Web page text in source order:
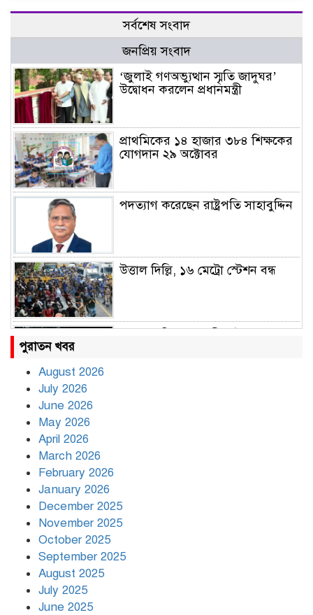
সর্বশেষ সংবাদ
জনপ্রিয় সংবাদ
‘জুলাই গণঅভ্যুত্থান স্মৃতি জাদুঘর’
উদ্বোধন করলেন প্রধানমন্ত্রী
প্রাথমিকের ১৪ হাজার ৩৮৪ শিক্ষকের
যোগদান ২৯ অক্টোবর
পদত্যাগ করেছেন রাষ্ট্রপতি সাহাবুদ্দিন
উত্তাল দিল্লি, ১৬ মেট্রো স্টেশন বন্ধ
বৃষ্টি থামার নাম নেই, পথে পথে
পুরাতন খবর
August 2026
July 2026
June 2026
May 2026
April 2026
March 2026
February 2026
January 2026
December 2025
November 2025
October 2025
September 2025
August 2025
July 2025
June 2025